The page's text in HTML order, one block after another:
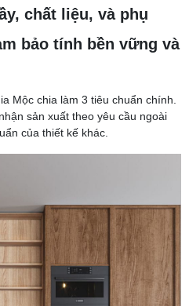
chất liệu, và phụ
bảo tính bền vững và
Mộc chia làm 3 tiêu chuẩn chính.
sản xuất theo yêu cầu ngoài
của thiết kế khác.